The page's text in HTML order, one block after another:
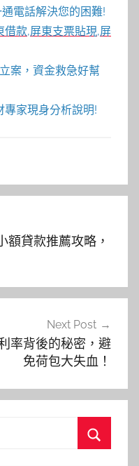
電話解決您的困難!
借款,屏東支票貼現,屏
案，資金救急好幫
專家現身分析說明!
額貸款推薦攻略，
Next Post
率背後的秘密，避
免荷包大失血！